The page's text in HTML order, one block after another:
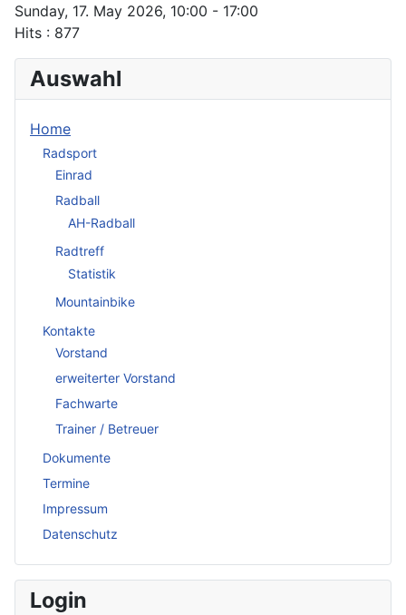
Sunday, 17. May 2026, 10:00 - 17:00
Hits : 877
Auswahl
Home
Radsport
Einrad
Radball
AH-Radball
Radtreff
Statistik
Mountainbike
Kontakte
Vorstand
erweiterter Vorstand
Fachwarte
Trainer / Betreuer
Dokumente
Termine
Impressum
Datenschutz
Login